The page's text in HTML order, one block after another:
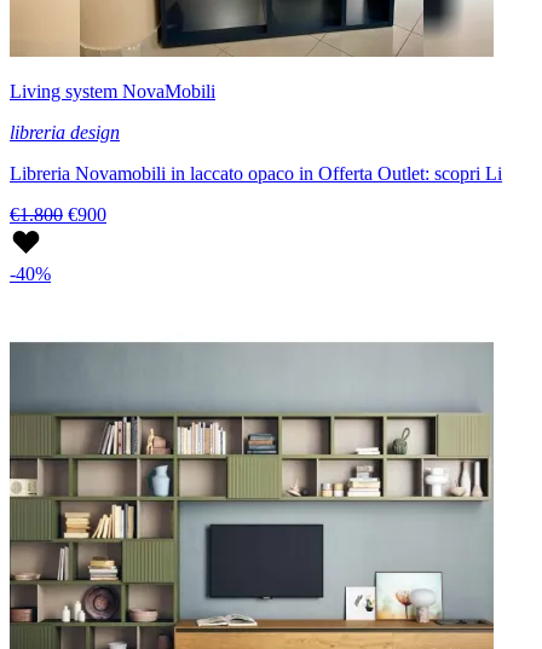
Living system NovaMobili
libreria design
Libreria Novamobili in laccato opaco in Offerta Outlet: scopri Li
€1.800 €900
-40%